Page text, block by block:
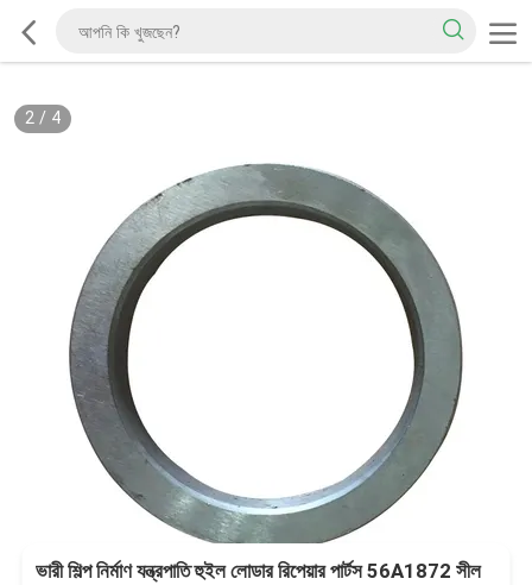
2/ 4
ভারী শিল্প নির্মাণ যন্ত্রপাতি হুইল লোডার রিপেয়ার পার্টস 56A1872 সীল